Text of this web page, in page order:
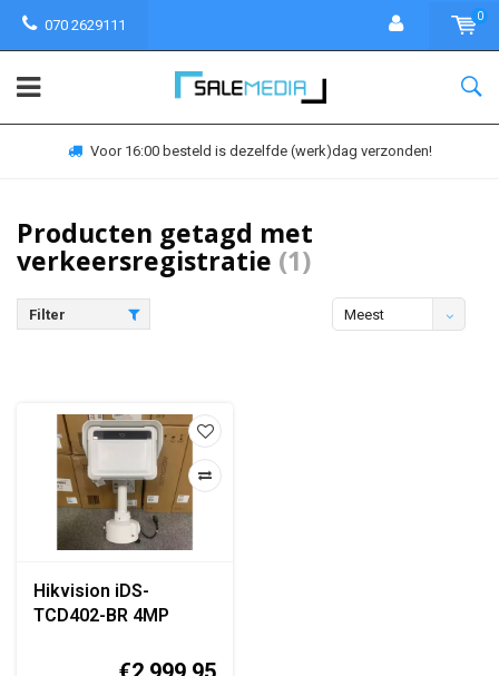
070 2629111
0
Voor 16:00 besteld is dezelfde (werk)dag verzonden!
Producten getagd met
verkeersregistratie (1)
Filter
Meest
Hikvision iDS-
TCD402-BR 4MP
Voertuigdetectiesysteem